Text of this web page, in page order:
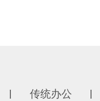
传统办公